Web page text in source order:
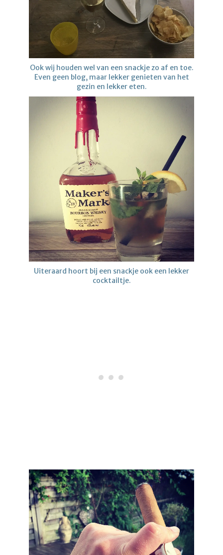
Ook wij houden wel van een snackje zo af en toe.
Even geen blog, maar lekker genieten van het
gezin en lekker eten.
Uiteraard hoort bij een snackje ook een lekker
cocktailtje.